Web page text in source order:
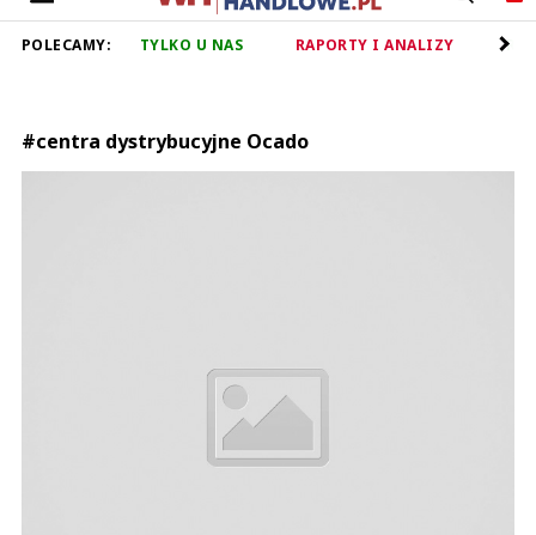
POLECAMY: TYLKO U NAS RAPORTY I ANALIZY
#centra dystrybucyjne Ocado